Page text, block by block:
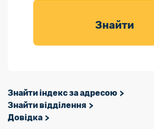
товарів для
Знайти
Знайти індекс за адресою
Знайти відділення
Довідка